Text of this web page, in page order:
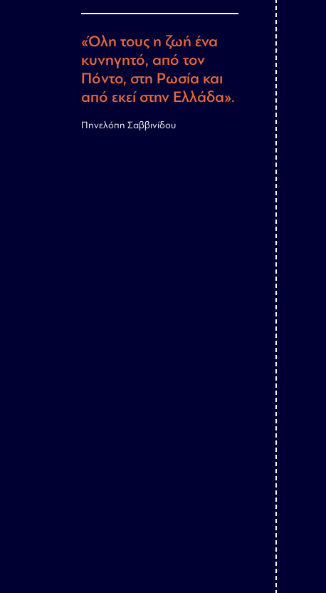
«Όλη τους η ζωή ένα
κυνηγητό, από τον
Πόντο, στη Ρωσία και
από εκεί στην Ελλάδα».
Πηνελόπη Σαββινίδου